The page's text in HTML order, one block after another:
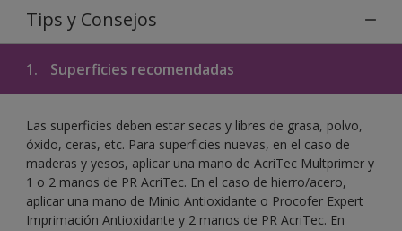
Tips y Consejos
1. Superficies recomendadas
Las superficies deben estar secas y libres de grasa, polvo,
óxido, ceras, etc. Para superficies nuevas, en el caso de
maderas y yesos, aplicar una mano de AcriTec Multprimer y
1 o 2 manos de PR AcriTec. En el caso de hierro/acero,
aplicar una mano de Minio Antioxidante o Procofer Expert
Imprimación Antioxidante y 2 manos de PR AcriTec. En